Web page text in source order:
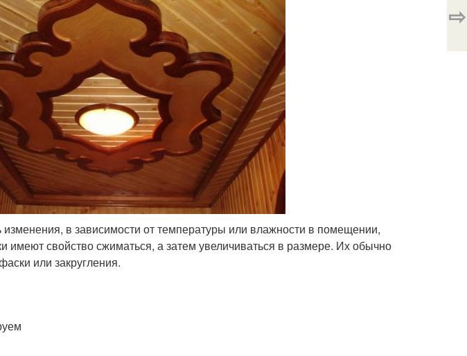
в зависимости от температуры или влажности в помещении,
имеют свойство сжиматься, а затем увеличиваться в размере. Их обычно
или закругления.
⇨